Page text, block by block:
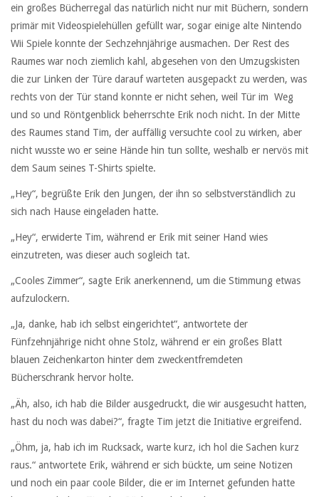
ein großes Bücherregal das natürlich nicht nur mit Büchern, sondern
primär mit Videospielehüllen gefüllt war, sogar einige alte Nintendo
Wii Spiele konnte der Sechzehnjährige ausmachen. Der Rest des
Raumes war noch ziemlich kahl, abgesehen von den Umzugskisten
die zur Linken der Türe darauf warteten ausgepackt zu werden, was
rechts von der Tür stand konnte er nicht sehen, weil Tür im Weg
und so und Röntgenblick beherrschte Erik noch nicht. In der Mitte
des Raumes stand Tim, der auffällig versuchte cool zu wirken, aber
nicht wusste wo er seine Hände hin tun sollte, weshalb er nervös mit
dem Saum seines T-Shirts spielte.
„Hey“, begrüßte Erik den Jungen, der ihn so selbstverständlich zu
sich nach Hause eingeladen hatte.
„Hey“, erwiderte Tim, während er Erik mit seiner Hand wies
einzutreten, was dieser auch sogleich tat.
„Cooles Zimmer“, sagte Erik anerkennend, um die Stimmung etwas
aufzulockern.
„Ja, danke, hab ich selbst eingerichtet“, antwortete der
Fünfzehnjährige nicht ohne Stolz, während er ein großes Blatt
blauen Zeichenkarton hinter dem zweckentfremdeten
Bücherschrank hervor holte.
„Äh, also, ich hab die Bilder ausgedruckt, die wir ausgesucht hatten,
hast du noch was dabei?“, fragte Tim jetzt die Initiative ergreifend.
„Öhm, ja, hab ich im Rucksack, warte kurz, ich hol die Sachen kurz
raus.“ antwortete Erik, während er sich bückte, um seine Notizen
und noch ein paar coole Bilder, die er im Internet gefunden hatte